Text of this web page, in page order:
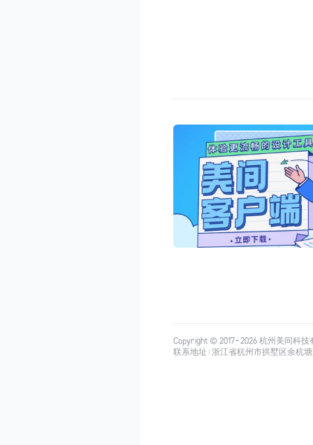
Copyright © 2017-2026杭州美间科技
联系地址：浙江省杭州市拱墅区余杭